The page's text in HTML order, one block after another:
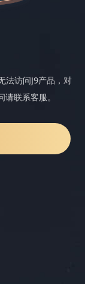
法访问J9产品，对
联系客服。